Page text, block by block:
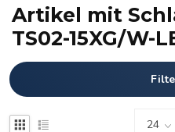
Artikel mit
TS02-15XG/W-